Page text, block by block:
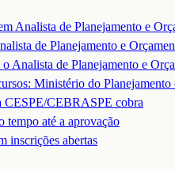
Analista de Planejamento e
de Planejamento e
o Analista de Planejamento e
Ministério do
CESPE/CEBRASPE cobra
tempo até a aprovação
inscrições abertas